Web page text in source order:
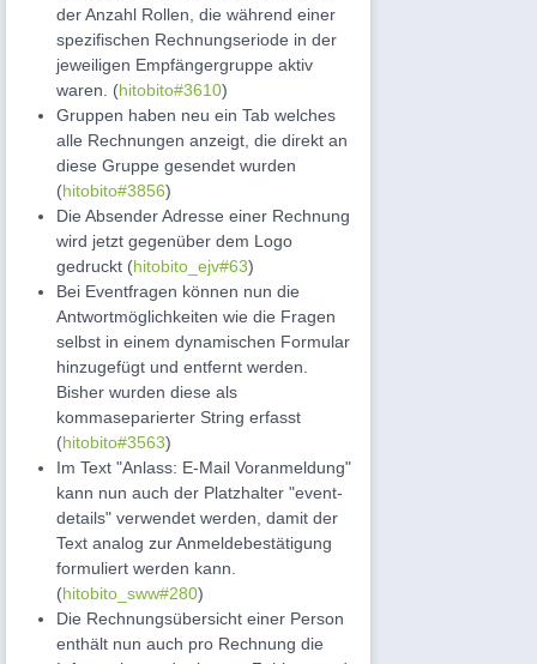
der Anzahl Rollen, die während einer
spezifischen Rechnungseriode in der
jeweiligen Empfängergruppe aktiv
waren. (hitobito#3610)
Gruppen haben neu ein Tab welches
alle Rechnungen anzeigt, die direkt an
diese Gruppe gesendet wurden
(hitobito#3856)
Die Absender Adresse einer Rechnung
wird jetzt gegenüber dem Logo
gedruckt (hitobito_ejv#63)
Bei Eventfragen können nun die
Antwortmöglichkeiten wie die Fragen
selbst in einem dynamischen Formular
hinzugefügt und entfernt werden.
Bisher wurden diese als
kommaseparierter String erfasst
(hitobito#3563)
Im Text "Anlass: E-Mail Voranmeldung"
kann nun auch der Platzhalter "event-
details" verwendet werden, damit der
Text analog zur Anmeldebestätigung
formuliert werden kann.
(hitobito_sww#280)
Die Rechnungsübersicht einer Person
enthält nun auch pro Rechnung die